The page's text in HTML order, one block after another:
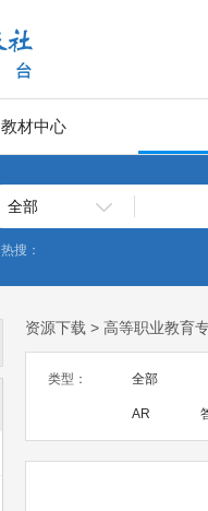
教材中心
全部
热搜：
资源下载 > 高等职业教育
类型： 全部
AR